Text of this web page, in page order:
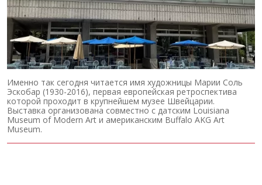
Именно так сегодня читается имя художницы Марии Соль
Эскобар (1930-2016), первая европейская ретроспектива
которой проходит в крупнейшем музее Швейцарии.
Выставка организована совместно с датским Louisiana
Museum of Modern Art и американским Buffalo AKG Art
Museum.